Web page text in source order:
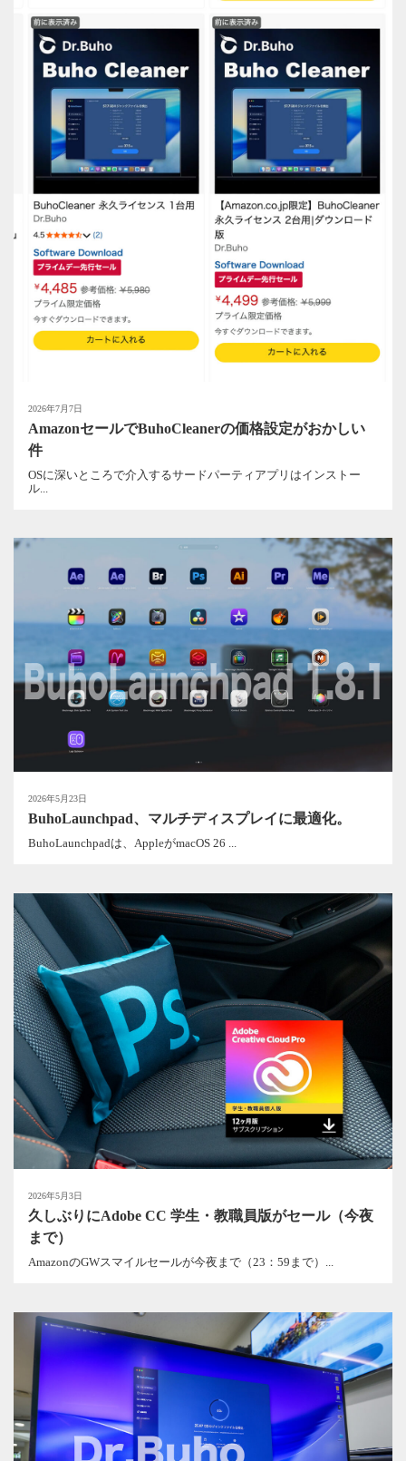
2026年7月7日
AmazonセールでBuhoCleanerの価格設定がおかしい
件
OSに深いところで介入するサードパーティアプリはインストー
ル...
2026年5月23日
BuhoLaunchpad、マルチディスプレイに最適化。
BuhoLaunchpadは、AppleがmacOS 26 ...
2026年5月3日
久しぶりにAdobe CC 学生・教職員版がセール（今夜
まで）
AmazonのGWスマイルセールが今夜まで（23：59まで）...